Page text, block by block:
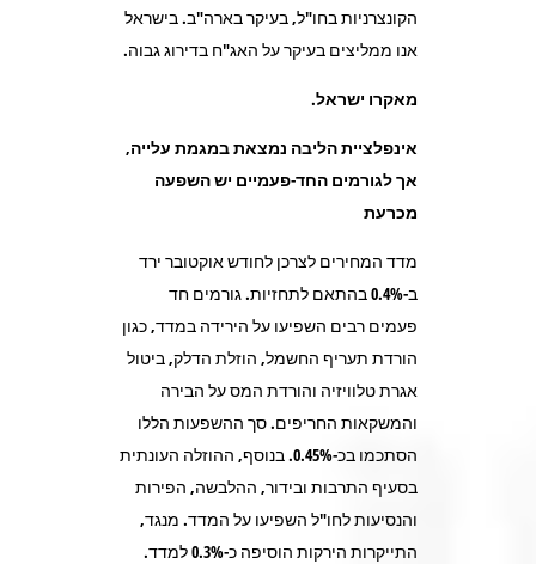
הקונצרניות בחו"ל, בעיקר בארה"ב. בישראל
אנו ממליצים בעיקר על האג"ח בדירוג גבוה.
מאקרו ישראל.
אינפלציית הליבה נמצאת במגמת עלייה,
אך לגורמים החד-פעמיים יש השפעה
מכרעת
מדד המחירים לצרכן לחודש אוקטובר ירד
ב-0.4% בהתאם לתחזיות. גורמים חד
פעמים רבים השפיעו על הירידה במדד, כגון
הורדת תעריף החשמל, הוזלת הדלק, ביטול
אגרת טלוויזיה והורדת המס על הבירה
והמשקאות החריפים. סך ההשפעות הללו
הסתכמו בכ-0.45%. בנוסף, ההוזלה העונתית
בסעיף התרבות ובידור, ההלבשה, הפירות
והנסיעות לחו"ל השפיעו על המדד. מנגד,
התייקרות הירקות הוסיפה כ-0.3% למדד.